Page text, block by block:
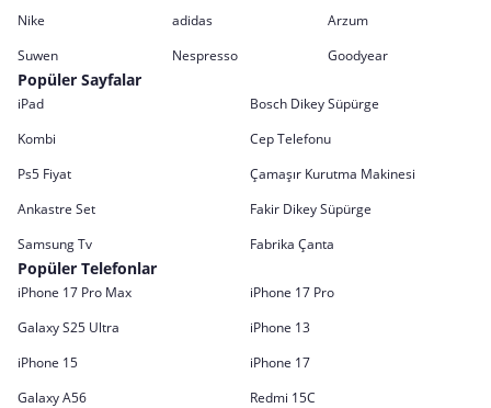
Nike adidas
Arzum
Suwen
Nespresso Goodyear
Popüler Sayfalar
iPad
Bosch Dikey Süpürge
Kombi
Cep Telefonu
Ps5 Fiyat
Çamaşır Kurutma Makinesi
Ankastre Set
Fakir Dikey Süpürge
Samsung Tv
Fabrika Çanta
Popüler Telefonlar
iPhone 17 Pro Max
iPhone 17 Pro
Galaxy S25 Ultra
iPhone 13
iPhone 15
iPhone 17
Galaxy A56
Redmi 15C